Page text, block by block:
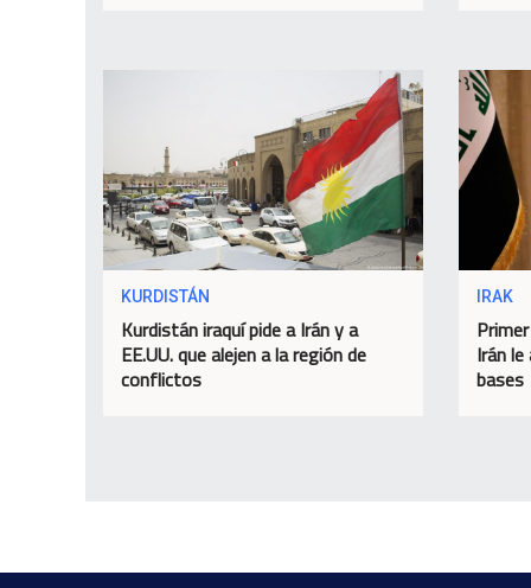
KURDISTÁN
Kurdistán iraquí pide a Irán y a
EE.UU. que alejen a la región de
conflictos
IRAK
Irán
bases